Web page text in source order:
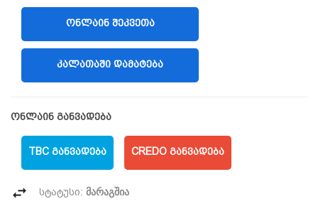
(LIBERTY)
ᲝᲜᲚᲐᲘᲜ ᲨᲔᲙᲕᲔᲗᲐ
ᲙᲐᲚᲐᲗᲐᲨᲘ ᲓᲐᲛᲐᲢᲔᲑᲐ
ონლაინ განვადება
TBC ᲒᲐᲜᲕᲐᲓᲔᲑᲐ CREDO ᲒᲐᲜᲕᲐᲓᲔᲑᲐ
სტატუსი: მარაგშია